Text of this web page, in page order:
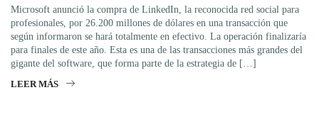
Microsoft anunció la compra de LinkedIn, la reconocida red social para
profesionales, por 26.200 millones de dólares en una transacción que
según informaron se hará totalmente en efectivo. La operación finalizaría
para finales de este año. Esta es una de las transacciones más grandes del
gigante del software, que forma parte de la estrategia de […]
LEER MÁS